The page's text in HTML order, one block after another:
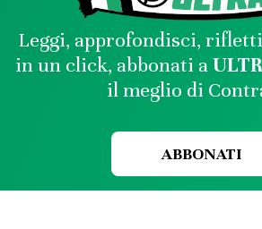
Leggi, approfondisci,
in un click, abbonati a
il meglio di
ABBONATI